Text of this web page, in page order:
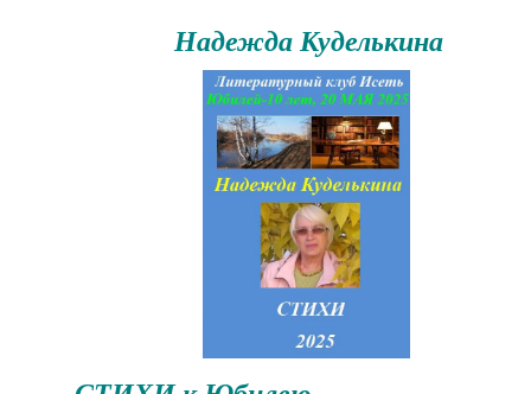
Надежда Куделькина